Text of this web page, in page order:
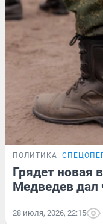
ПОЛИТИКА
Грядет новая
Медведев дал
28 июля, 2026, 22:15